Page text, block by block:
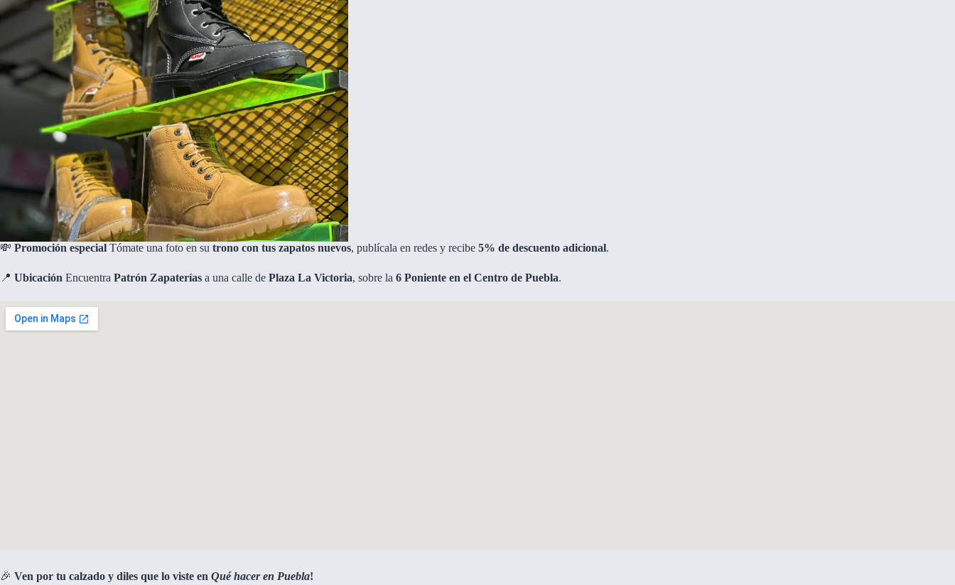
💸 Promoción especial Tómate una foto en su trono con tus zapatos nuevos, publícala en redes y recibe 5% de descuento adicional.
📍 Ubicación Encuentra Patrón Zapaterías a una calle de Plaza La Victoria, sobre la 6 Poniente en el Centro de Puebla.
🎉 Ven por tu calzado y diles que lo viste en Qué hacer en Puebla!